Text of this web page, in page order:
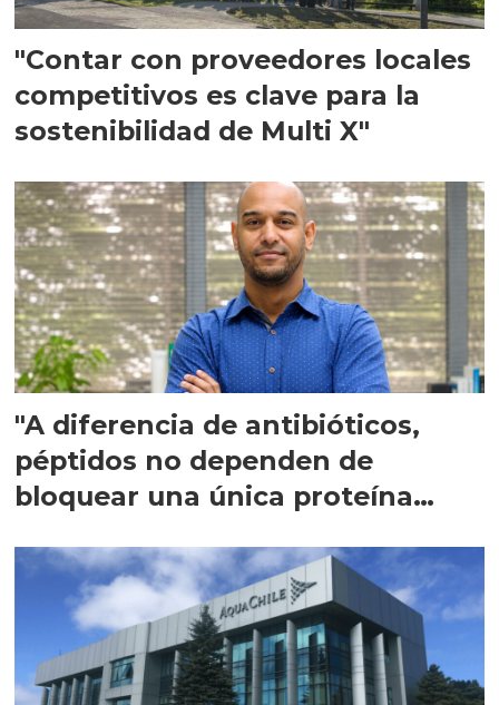
"Contar con proveedores locales
competitivos es clave para la
sostenibilidad de Multi X"
"A diferencia de antibióticos,
péptidos no dependen de
bloquear una única proteína